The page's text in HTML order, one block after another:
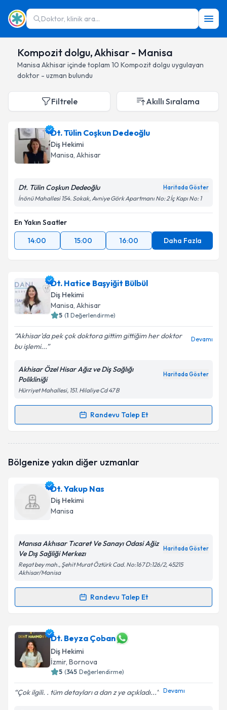
Doktor, klinik ara...
Kompozit dolgu, Akhisar - Manisa
Manisa Akhisariçinde toplam 10 Kompozit dolgu uygulayan
doktor - uzman bulundu
Filtrele Akıllı Sıralama
Dt. Tülin Coşkun Dedeoğlu
Diş Hekimi
Manisa, Akhisar
Dt. Tülin Coşkun Dedeoğlu Haritada Göster
İnönü Mahallesi 154. Sokak, Avniye Görk Apartmanı No: 2 İç Kapı No: 1
En Yakın Saatler
14:00
15:00 16:00 Daha Fazla
Dt. Hatice Başyiğit Bülbül
Diş Hekimi
Manisa, Akhisar
5 (1 Değerlendirme)
Akhisar'da pek çok doktora gittim gittiğim her doktor
bu işlemi...
Devamı
Akhisar Özel Hisar Ağız ve Diş Sağlığı
Polikliniği
Haritada Göster
Hürriyet Mahallesi, 151. Hilaliye Cd 47 B
Randevu Talep Et
Randevu Takvimi Talebi
oluşturun. Size bu uzmandan randevu almanız için bir
E-posta Adresiniz
Kişisel verilerimin işlenmesine ilişkin Aydınlatma
Metni'ni okudum ve kişisel verilerimin belirtilen
kapsamda işlenmesini kabul ediyorum.
Takvim Talebini Gönder
Bölgenize yakın diğer uzmanlar
Dt. Yakup Nas
Diş Hekimi
Manisa
Manısa Akhısar Tıcaret Ve Sanayı Odasi Ağiz
Ve Dış Sağliği Merkezı
Haritada Göster
Reşat bey mah., Şehit Murat Öztürk Cad. No:167 D:126/2, 45215
Akhisar/Manisa
Randevu Talep Et
Randevu Takvimi Talebi
Dt. Yakup Nasiçin randevu takvimi talebi oluşturun.
Size bu uzmandan randevu almanız için bir takvim
hazırlandığında e-posta ile bilgilendireceğiz.
E-posta Adresiniz
Dt. Beyza Çoban
Diş Hekimi
İzmir, Bornova
5 (345 Değerlendirme)
Çok ilgili. . tüm detayları a dan z ye açıkladı... Devamı